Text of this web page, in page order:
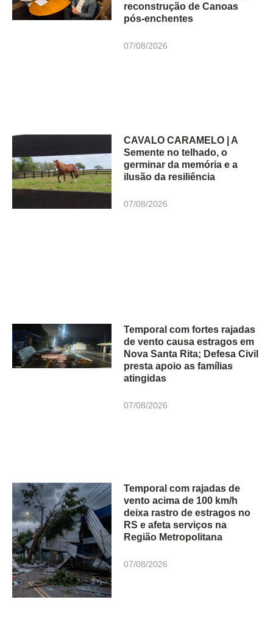
reconstrução de Canoas
pós-enchentes
07/08/2026
CAVALO CARAMELO | A
Semente no telhado, o
germinar da memória e a
ilusão da resiliência
07/08/2026
Temporal com fortes rajadas
de vento causa estragos em
Nova Santa Rita; Defesa Civil
presta apoio as famílias
atingidas
07/08/2026
Temporal com rajadas de
vento acima de 100 km/h
deixa rastro de estragos no
RS e afeta serviços na
Região Metropolitana
07/08/2026